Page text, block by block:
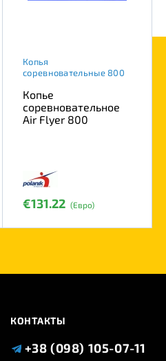
Копья
соревновательные 800
Копье
соревновательное
Air Flyer 800
€131.22 (Евро)
КОНТАКТЫ
+38 (098) 105-07-11